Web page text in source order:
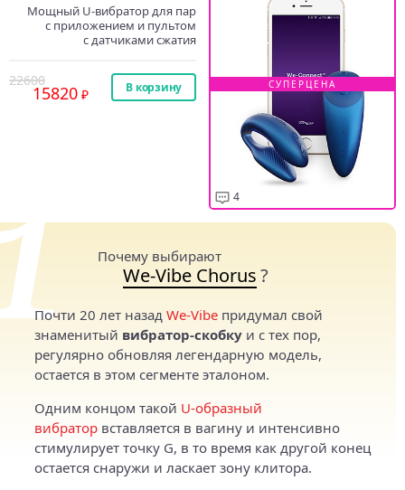
4
СУПЕРЦЕНА
Мощный U-вибратор для пар
с приложением и пультом
с датчиками сжатия
22600
15820 В корзину
Почему выбирают
We-Vibe Chorus?
Почти 20 лет назад We‑Vibe придумал свой
знаменитый вибратор-скобку и с тех пор,
регулярно обновляя легендарную модель,
остается в этом сегменте эталоном.
Одним концом такой U‑образный
вибратор вставляется в вагину и интенсивно
стимулирует точку G, в то время как другой конец
остается снаружи и ласкает зону клитора.